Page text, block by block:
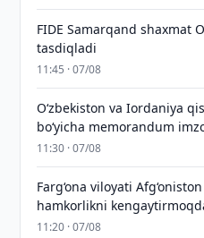
FIDE Samarqand shaxmat
tasdiqladi
11:45 · 07/08
Oʻzbekiston va Iordaniya
boʻyicha memorandum
11:30 · 07/08
Farg‘ona viloyati
hamkorlikni
11:20 · 07/08